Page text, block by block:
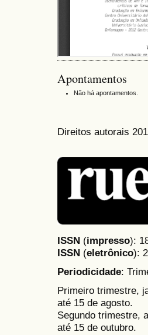
Apontamentos
Não há apontamentos.
Direitos autorais
ISSN (impresso):
ISSN (eletrônico):
Periodicidade:
Primeiro trimestre,
até 15 de agosto.
Segundo trimestre,
até 15 de outubro.